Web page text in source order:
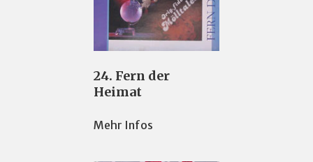
24. Fern der
Heimat
Mehr Infos